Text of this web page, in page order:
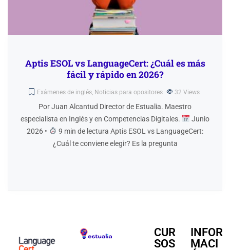
Aptis ESOL vs LanguageCert: ¿Cuál es más
fácil y rápido en 2026?
Exámenes de inglés Noticias para opositores 32 Views
Por Juan Alcantud Director de Estualia. Maestro
especialista en Inglés y en Competencias Digitales.
Junio
2026 •
9 min de lectura Aptis ESOL vs LanguageCert:
¿Cuál te conviene elegir? Es la pregunta
CUR
SOS
INFOR
MACI